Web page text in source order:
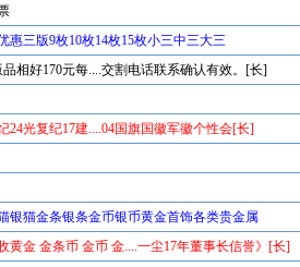
惠三版9枚10枚14枚15枚小三中三大三
相好170元每....交割电话联系确认有效。[长]
24光复纪17建....04国旗国徽军徽个性会[长]
银猫金条银条金币银币黄金首饰各类贵金属
黄金 金条币 金币 金....一尘17年董事长信誉》[长]